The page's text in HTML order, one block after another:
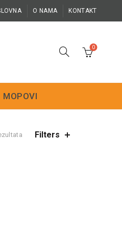
O NAMA KONTAKT
0
MOPOVI
Filters